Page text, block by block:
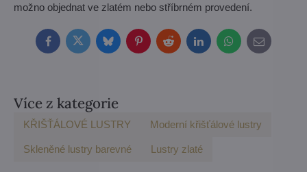
možno objednat ve zlatém nebo stříbrném provedení.
FacebookTwitterBlueskyPinterestRedditLinkedInWhatsApp
E-
mail
Více z kategorie
KŘIŠŤÁLOVÉ LUSTRY Moderní křišťálové lustry
Skleněné lustry barevné Lustry zlaté